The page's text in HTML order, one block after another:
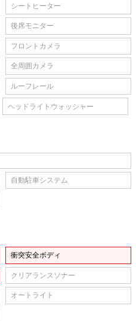
シートヒーター
後席モニター
フロントカメラ
全周囲カメラ
ルーフレール
ヘッドライトウォッシャー
自動駐車システム
衝突安全ボディ
クリアランスソナー
オートライト